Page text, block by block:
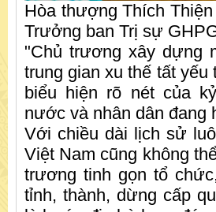
Hòa thượng Thích
Trưởng ban Trị sự
"Chủ trương xây dựng
trung gian xu thế tất yếu
biểu hiện rõ nét của
nước và nhân dân đang
Với chiều dài lịch sử
Việt Nam cũng không
trương tinh gọn tổ
tỉnh, thành, dừng cấp